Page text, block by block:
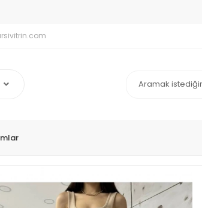
Siparişlerde %20 İndirim 750